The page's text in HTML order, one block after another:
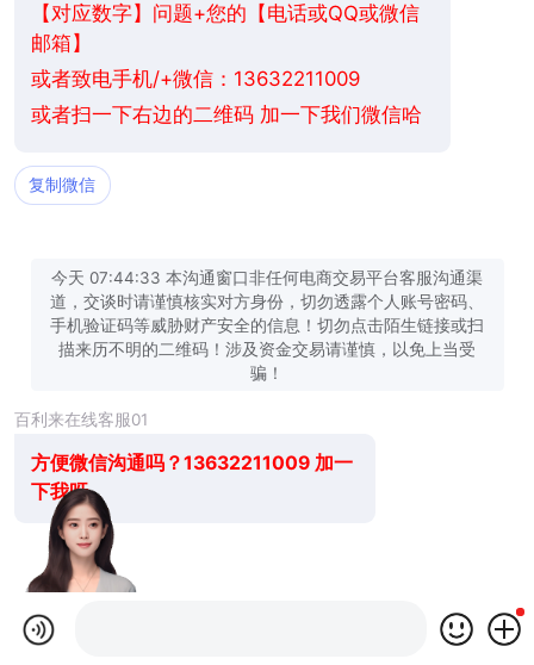
【对应数字】问题+您的【电话或QQ或微信
邮箱】
或者致电手机/+微信：13632211009
或者扫一下右边的二维码 加一下我们微信哈
复制微信
今天 07:44:33 本沟通窗口非任何电商交易平台客服沟通渠
道，交谈时请谨慎核实对方身份，切勿透露个人账号密码、
手机验证码等威胁财产安全的信息！切勿点击陌生链接或扫
描来历不明的二维码！涉及资金交易请谨慎，以免上当受
骗！
百利来在线客服01
方便微信沟通吗？13632211009 加一
下我呀